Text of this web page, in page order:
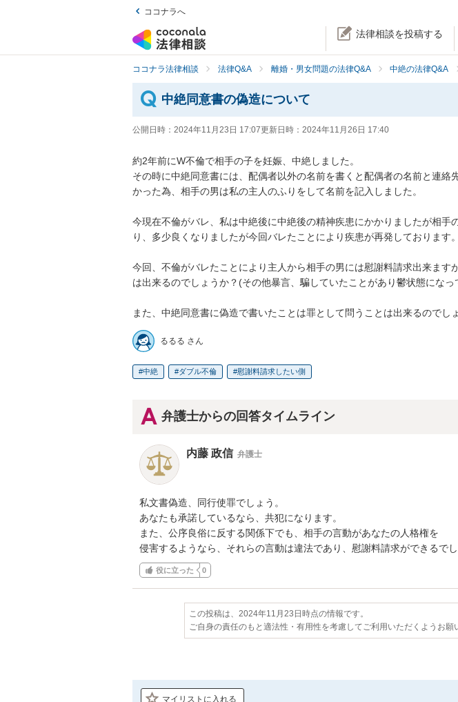
ココナラへ
法律相談を投稿する
ココナラ法律相談 法律Q&A 離婚・男女問題の法律Q&A 中絶の法律Q&A
中絶同意書の偽造について
公開日時： 2024年11月23日 17:07更新日時： 2024年11月26日 17:40
約2年前にW不倫で相手の子を妊娠、中絶しました。
その時に中絶同意書には、配偶者以外の名前を書くと配偶者の名前と連絡
かった為、相手の男は私の主人のふりをして名前を記入しました。
今現在不倫がバレ、私は中絶後に中絶後の精神疾患にかかりましたが相手
り、多少良くなりましたが今回バレたことにより疾患が再発しております。
今回、不倫がバレたことにより主人から相手の男には慰謝料請求出来ます
は出来るのでしょうか？(その他暴言、騙していたことがあり鬱状態になっ
また、中絶同意書に偽造で書いたことは罪として問うことは出来るのでし
るるる さん
中絶 ダブル不倫 慰謝料請求したい側
弁護士からの回答タイムライン
内藤 政信 弁護士
私文書偽造、同行使罪でしょう。
あなたも承諾しているなら、共犯になります。
また、公序良俗に反する関係下でも、相手の言動があなたの人格権を
侵害するようなら、それらの言動は違法であり、慰謝料請求ができるでし
役に立った 0
この投稿は、2024年11月23日時点の情報です。
ご自身の責任のもと適法性・有用性を考慮してご利用いただくようお願
マイリストに入れる